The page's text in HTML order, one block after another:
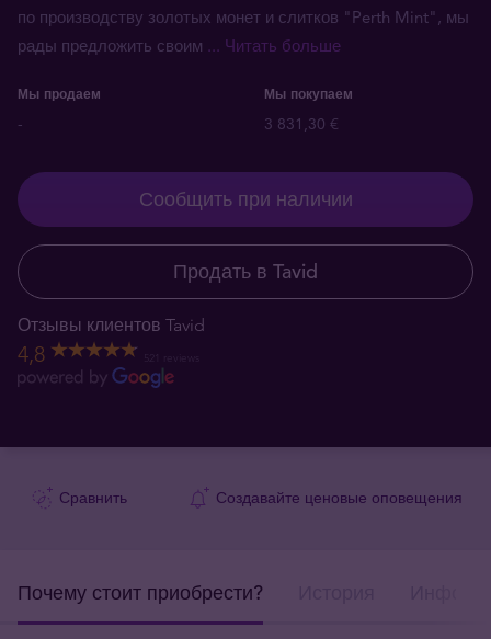
по производству золотых монет и слитков "Perth Mint", мы
рады предложить своим ... Читать больше
Мы продаем Мы покупаем
- 3 831,30 €
Сообщить при наличии
Продать в Tavid
Отзывы клиентов Tavid
4,8
Сравнить Создавайте ценовые оповещения
Почему стоит приобрести?